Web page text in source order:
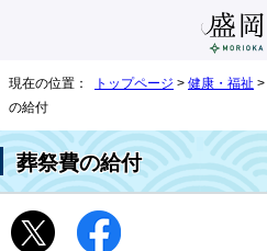
現在の位置： トップページ > 健康・福祉 >
の給付
葬祭費の給付